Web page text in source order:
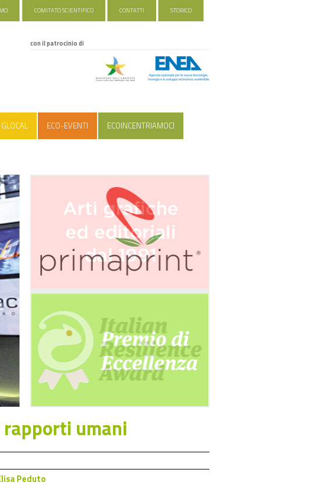
COMITATO SCIENTIFICO CONTATTI STORICO
con il patrocinio di
GLOCAL ECO-EVENTI ECOINCENTRIAMOCI
rapporti umani
Peduto